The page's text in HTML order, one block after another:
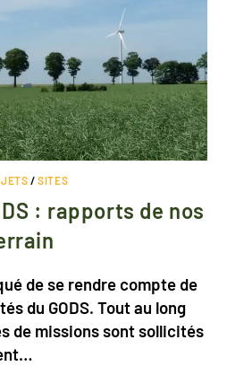
/SITES
: rapports de nos
de se rendre compte de
du GODS. Tout au long
de missions sont sollicités